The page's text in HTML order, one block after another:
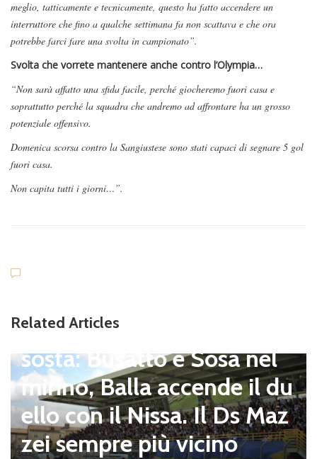
meglio, tatticamente e tecnicamente, questo ha fatto accendere un
interruttore che fino a qualche settimana fa non scattava e che ora
potrebbe farci fare una svolta in campionato”.
Svolta che vorrete mantenere anche contro l’Olympia…
“Non sarà affatto una sfida facile, perché giocheremo fuori casa e
soprattutto perché la squadra che andremo ad affrontare ha un grosso
potenziale offensivo.
Domenica scorsa contro la Sangiustese sono stati capaci di segnare 5 gol
fuori casa.
Non capita tutti i giorni…”.
Related Articles
pagnano), mercato senza
sosta: Busatto e Sosa nel
mirino, Balla accende il du
ello con il Nissa. Il Ds Maz
zei sempre più vicino